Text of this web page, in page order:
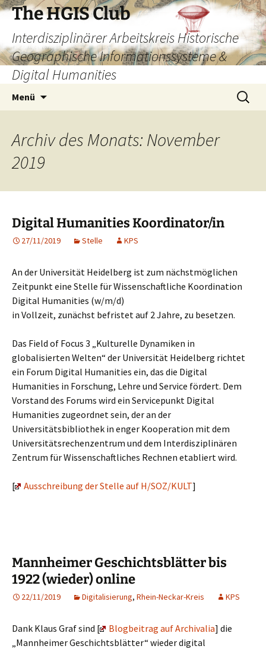
Zum
Inhalt
springen
The HGIS Club
Interdisziplinärer Arbeitskreis Historische
Geographische Informationssysteme &
Digital Humanities
Menü
Suchen
nach:
Archiv des Monats: November
2019
Digital Humanities Koordinator/in
27/11/2019 Stelle KPS
An der Universität Heidelberg ist zum nächstmöglichen
Zeitpunkt eine Stelle für Wissenschaftliche Koordination
Digital Humanities (w/m/d)
in Vollzeit, zunächst befristet auf 2 Jahre, zu besetzen.
Das Field of Focus 3 „Kulturelle Dynamiken in
globalisierten Welten“ der Universität Heidelberg richtet
ein Forum Digital Humanities ein, das die Digital
Humanities in Forschung, Lehre und Service fördert. Dem
Vorstand des Forums wird ein Servicepunkt Digital
Humanities zugeordnet sein, der an der
Universitätsbibliothek in enger Kooperation mit dem
Universitätsrechenzentrum und dem Interdisziplinären
Zentrum für Wissenschaftliches Rechnen etabliert wird.
[ Ausschreibung der Stelle auf H/SOZ/KULT]
Mannheimer Geschichtsblätter bis
1922 (wieder) online
22/11/2019 Digitalisierung, Rhein-Neckar-Kreis KPS
Dank Klaus Graf sind [ Blogbeitrag auf Archivalia] die
„Mannheimer Geschichtsblätter“ wieder digital